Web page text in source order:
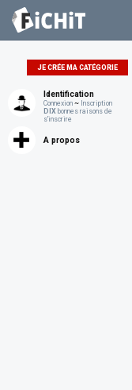
JE CRÉE MA CATÉGORIE
Identification
Connexion ~ Inscription
DIX bonnes raisons de
s'inscrire
A propos